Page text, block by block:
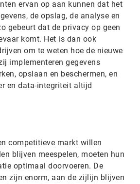
ervan op aan kunnen dat het
de opslag, de analyse en
gebeurt dat de privacy op geen
komt. Het is dan ook
om te weten hoe de nieuwe
implementeren gegevens
opslaan en beschermen, en
en data-integriteit altijd
competitieve markt willen
blijven meespelen, moeten hun
optimaal doorvoeren. De
zijn enorm, aan de zijlijn blijven